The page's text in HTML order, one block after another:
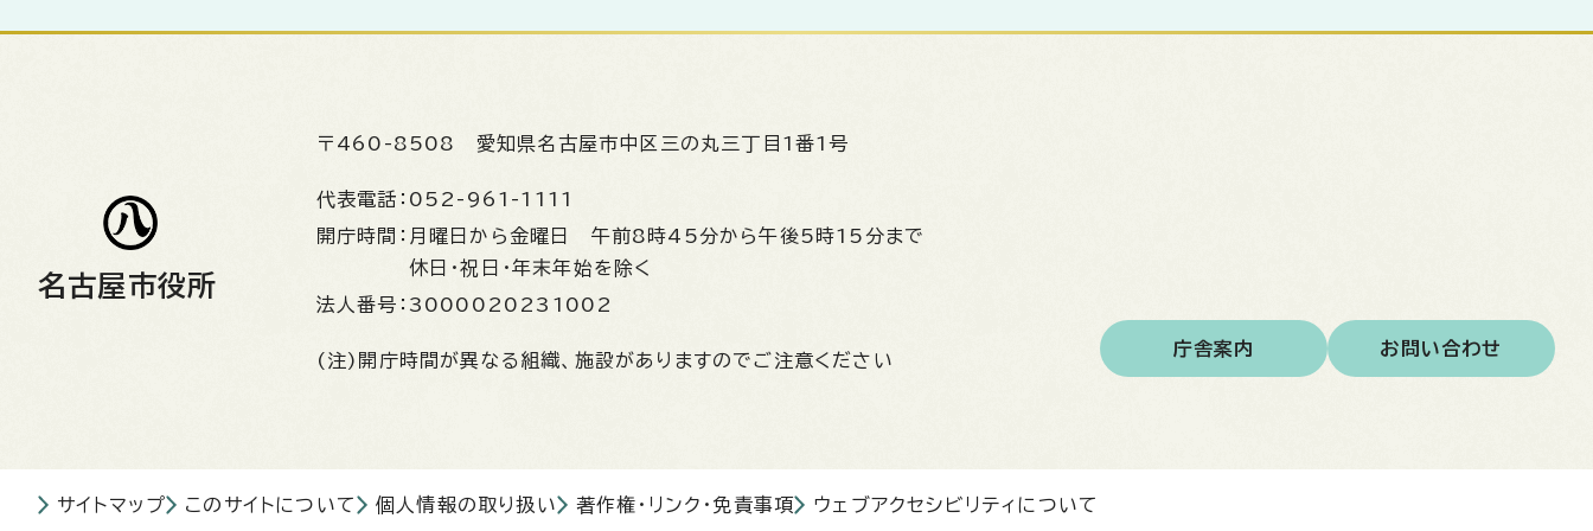
名古屋市役所
〒460-8508 愛知県名古屋市中区三の丸三丁目1番1号
代表電話： 052-961-1111
開庁時間： 月曜日から金曜日 午前8時45分から午後5時15分まで
休日・祝日・年末年始を除く
法人番号： 3000020231002
(注)開庁時間が異なる組織、施設がありますのでご注意ください
庁舎案内 お問い合わせ
サイトマップ このサイトについて 個人情報の取り扱い 著作権・リンク・免責事項 ウェブアクセシビリティについて